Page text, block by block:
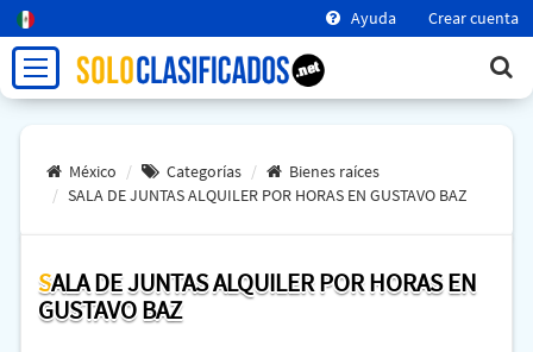
Ayuda Crear cuenta
México Categorías
Bienes raíces
SALA DE JUNTAS ALQUILER POR HORAS EN GUSTAVO BAZ
SALA DE JUNTAS ALQUILER POR HORAS EN
GUSTAVO BAZ